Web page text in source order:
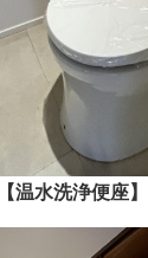
【温水洗浄便座】